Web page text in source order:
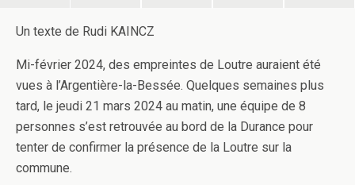
Un texte de Rudi KAINCZ
Mi-février 2024, des empreintes de Loutre auraient été
vues à l’Argentière-la-Bessée. Quelques semaines plus
tard, le jeudi 21 mars 2024 au matin, une équipe de 8
personnes s’est retrouvée au bord de la Durance pour
tenter de confirmer la présence de la Loutre sur la
commune.